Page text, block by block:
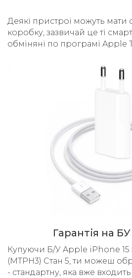
Деякі пристрої можуть мати
коробку, зазвичай це ті
обміняні по програмі Apple
Гарантія на
Купуючи Б/У Apple iPhone 15
(MTPH3) Стан 5, ти можеш
- стандартну, яка вже